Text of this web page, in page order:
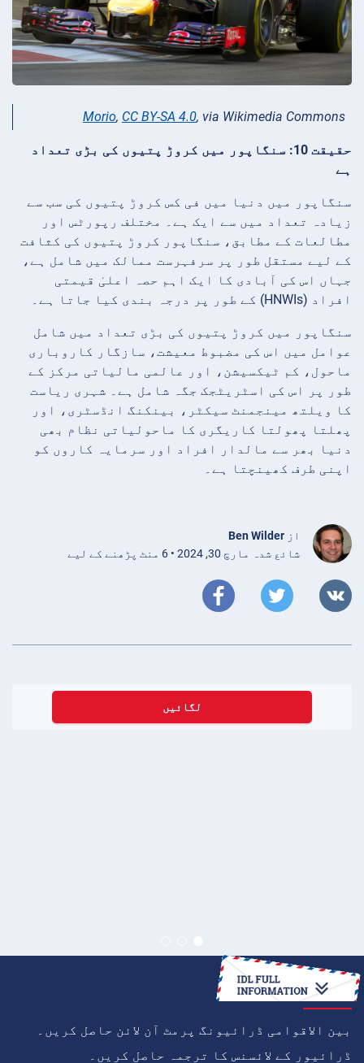
Morio, CC BY-SA 4.0, via Wikimedia Commons
حقیقت 10: سنگاپور میں کروڑ پتیوں کی بڑی تعداد
ہے
سنگاپور میں دنیا میں فی کس کروڑ پتیوں کی سب سے
زیادہ تعداد میں سے ایک ہے۔ مختلف رپورٹس اور
مطالعات کے مطابق، سنگاپور کروڑ پتیوں کی کثافت
کے لیے مستقل طور پر سرفہرست ممالک میں شامل ہے،
جہاں اس کی آبادی کا ایک اہم حصہ اعلیٰ قیمتی
افراد (HNWIs) کے طور پر درجہ بندی کیا جاتا ہے۔
سنگاپور میں کروڑ پتیوں کی بڑی تعداد میں شامل
عوامل میں اس کی مضبوط معیشت، سازگار کاروباری
ماحول، کم ٹیکسیشن، اور عالمی مالیاتی مرکز کے
طور پر اس کی اسٹریٹجک جگہ شامل ہے۔ شہری ریاست
کا ویلتھ مینجمنٹ سیکٹر، بینکنگ انڈسٹری، اور
پھلتا پھولتا کاریگری کا ماحولیاتی نظام بھی
دنیا بھر سے مالدار افراد اور سرمایہ کاروں کو
اپنی طرف کھینچتا ہے۔
از Ben Wilder
شائع شدہ مارچ 30, 2024 • 6 منٹ پڑھنے کے لیے
لگائیں
کیسے
بین الاقوامی ڈرائیونگ پرمٹ آن لائن حاصل کریں۔
ڈرائیور کے لائسنس کا ترجمہ حاصل کریں۔